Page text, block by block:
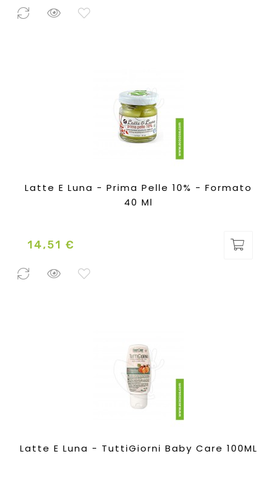
Latte E Luna - Prima Pelle 10% - Formato
40 Ml
Prezzo
14,51 €
0 Pezzi
Latte E Luna - TuttiGiorni Baby Care 100ML